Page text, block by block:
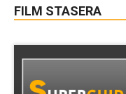
FILM STASERA